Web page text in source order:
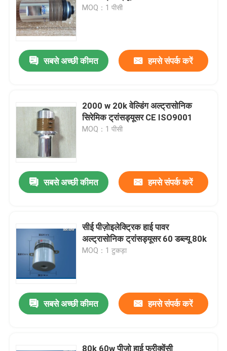
उत्पादों
हमारे बारे में
कारखाना भ्रमण
MOQ：1 पीसी
सबसे अच्छी कीमत हमसे संपर्क करें
2000 w 20k वेल्डिंग अल्ट्रासोनिक
सिरेमिक ट्रांसड्यूसर CE ISO9001
MOQ：1 पीसी
सबसे अच्छी कीमत हमसे संपर्क करें
सीई पीज़ोइलेक्ट्रिक हाई पावर
अल्ट्रासोनिक ट्रांसड्यूसर 60 डब्ल्यू 80k
MOQ：1 टुकड़ा
सबसे अच्छी कीमत हमसे संपर्क करें
80k 60w पीजो हाई फ्रीक्वेंसी